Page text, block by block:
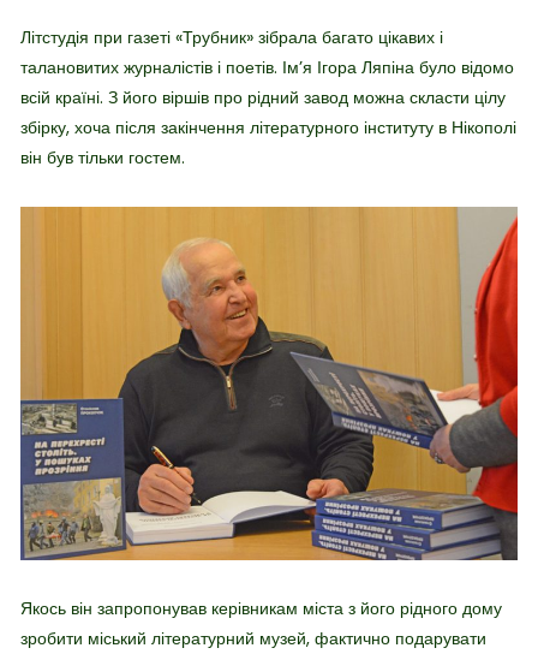
Літстудія при газеті «Трубник» зібрала багато цікавих і
талановитих журналістів і поетів. Ім’я Ігора Ляпіна було відомо
всій країні. З його віршів про рідний завод можна скласти цілу
збірку, хоча після закінчення літературного інституту в Нікополі
він був тільки гостем.
Якось він запропонував керівникам міста з його рідного дому
зробити міський літературний музей, фактично подарувати